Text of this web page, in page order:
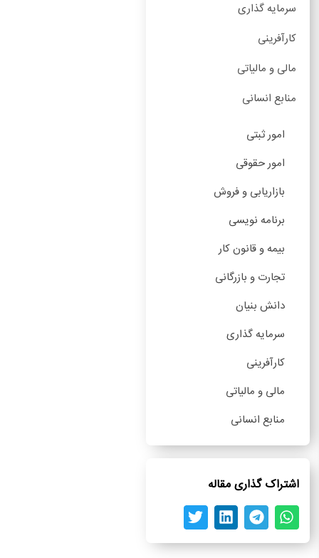
سرمایه گذاری
کارآفرینی
مالی و مالیاتی
منابع انسانی
امور ثبتی
امور حقوقی
بازاریابی و فروش
برنامه نویسی
بیمه و قانون کار
تجارت و بازرگانی
دانش بنیان
سرمایه گذاری
کارآفرینی
مالی و مالیاتی
منابع انسانی
اشتراک گذاری مقاله